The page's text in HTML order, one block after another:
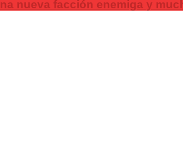
nueva facción enemiga y